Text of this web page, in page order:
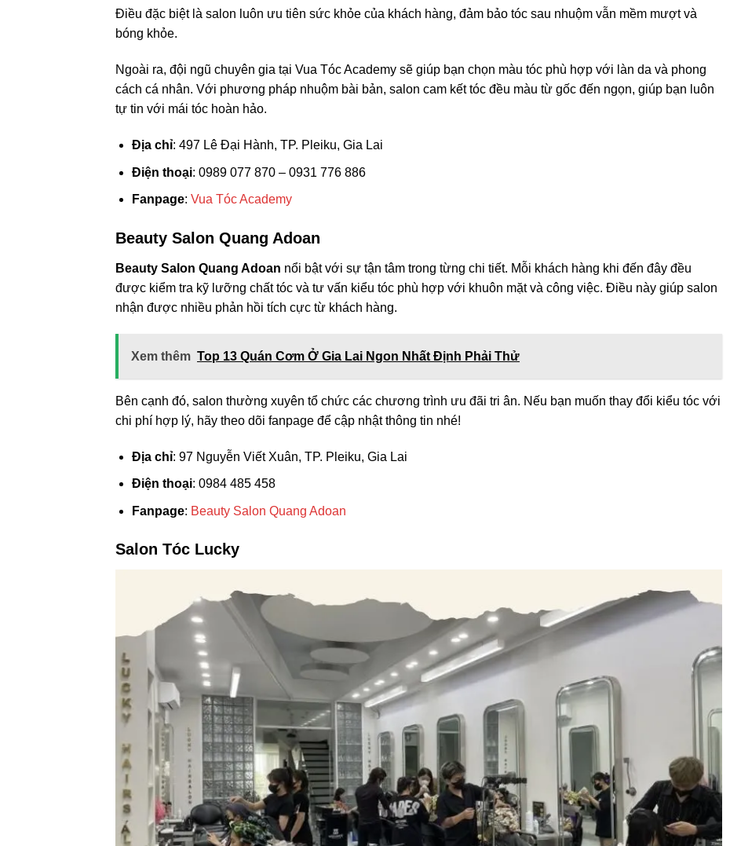
Điều đặc biệt là salon luôn ưu tiên sức khỏe của khách hàng, đảm bảo tóc sau nhuộm vẫn mềm mượt và
bóng khỏe.
Ngoài ra, đội ngũ chuyên gia tại Vua Tóc Academy sẽ giúp bạn chọn màu tóc phù hợp với làn da và phong
cách cá nhân. Với phương pháp nhuộm bài bản, salon cam kết tóc đều màu từ gốc đến ngọn, giúp bạn luôn
tự tin với mái tóc hoàn hảo.
Địa chỉ: 497 Lê Đại Hành, TP. Pleiku, Gia Lai
Điện thoại: 0989 077 870 – 0931 776 886
Fanpage: Vua Tóc Academy
Beauty Salon Quang Adoan
Beauty Salon Quang Adoan nổi bật với sự tận tâm trong từng chi tiết. Mỗi khách hàng khi đến đây đều
được kiểm tra kỹ lưỡng chất tóc và tư vấn kiểu tóc phù hợp với khuôn mặt và công việc. Điều này giúp salon
nhận được nhiều phản hồi tích cực từ khách hàng.
Xem thêm Top 13 Quán Cơm Ở Gia Lai Ngon Nhất Định Phải Thử
Bên cạnh đó, salon thường xuyên tổ chức các chương trình ưu đãi tri ân. Nếu bạn muốn thay đổi kiểu tóc với
chi phí hợp lý, hãy theo dõi fanpage để cập nhật thông tin nhé!
Địa chỉ: 97 Nguyễn Viết Xuân, TP. Pleiku, Gia Lai
Điện thoại: 0984 485 458
Fanpage: Beauty Salon Quang Adoan
Salon Tóc Lucky